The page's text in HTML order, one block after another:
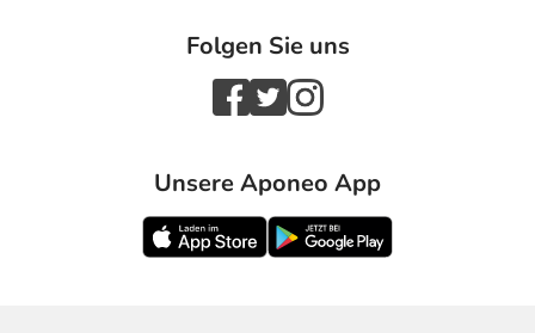
Folgen Sie uns
Unsere Aponeo App